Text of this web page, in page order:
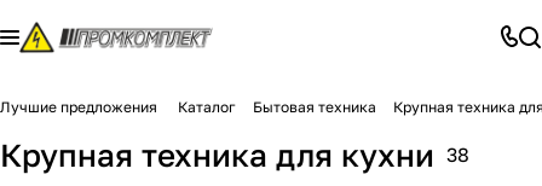
Лучшие предложения Каталог Бытовая техника Крупная техника
Крупная техника для кухни 38